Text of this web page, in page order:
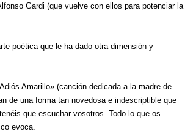
Gardi (que vuelve con ellos para potenciar la
poética que le ha dado otra dimensión y
Amarillo» (canción dedicada a la madre de
de una forma tan novedosa e indescriptible que
que escuchar vosotros. Todo lo que os
evoca.